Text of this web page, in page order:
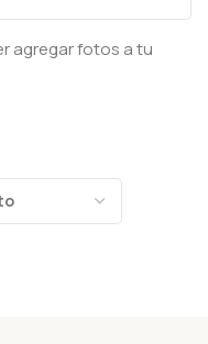
agregar fotos a tu